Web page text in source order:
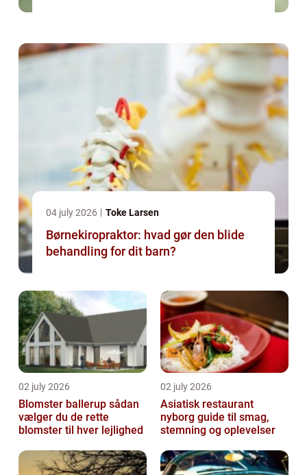
04 july 2026 Toke Larsen
Børnekiropraktor: hvad gør den blide
behandling for dit barn?
02 july 2026
Blomster ballerup sådan
vælger du de rette
blomster til hver lejlighed
02 july 2026
Asiatisk restaurant
nyborg guide til smag,
stemning og oplevelser